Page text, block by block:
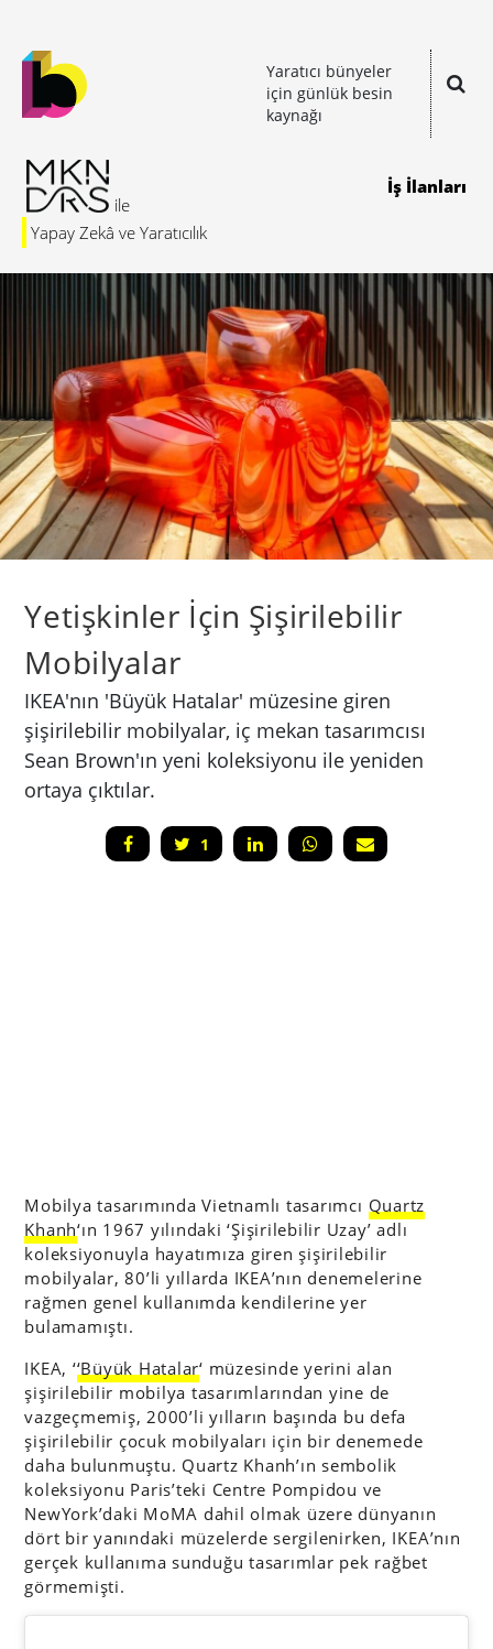
Yaratıcı bünyeler
için günlük besin
kaynağı
Yapay Zekâ ve Yaratıcılık
İş İlanları
Yetişkinler İçin Şişirilebilir
Mobilyalar
IKEA'nın 'Büyük Hatalar' müzesine giren
şişirilebilir mobilyalar, iç mekan tasarımcısı
Sean Brown'ın yeni koleksiyonu ile yeniden
ortaya çıktılar.
1
Mobilya tasarımında Vietnamlı tasarımcı Quartz
Khanh‘ın 1967 yılındaki ‘Şişirilebilir Uzay’ adlı
koleksiyonuyla hayatımıza giren şişirilebilir
mobilyalar, 80’li yıllarda IKEA’nın denemelerine
rağmen genel kullanımda kendilerine yer
bulamamıştı.
IKEA, ‘‘Büyük Hatalar‘ müzesinde yerini alan
şişirilebilir mobilya tasarımlarından yine de
vazgeçmemiş, 2000’li yılların başında bu defa
şişirilebilir çocuk mobilyaları için bir denemede
daha bulunmuştu. Quartz Khanh’ın sembolik
koleksiyonu Paris’teki Centre Pompidou ve
NewYork’daki MoMA dahil olmak üzere dünyanın
dört bir yanındaki müzelerde sergilenirken, IKEA’nın
gerçek kullanıma sunduğu tasarımlar pek rağbet
görmemişti.